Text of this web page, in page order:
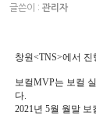
글쓴이 : 관리자
창원<TNS>에서
보컬MVP는 보컬
다.
2021년 5월 월말